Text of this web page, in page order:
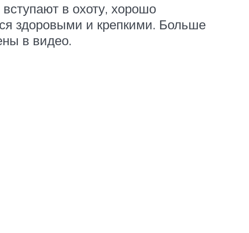
в охоту, хорошо
здоровыми и крепкими. Больше
в видео.